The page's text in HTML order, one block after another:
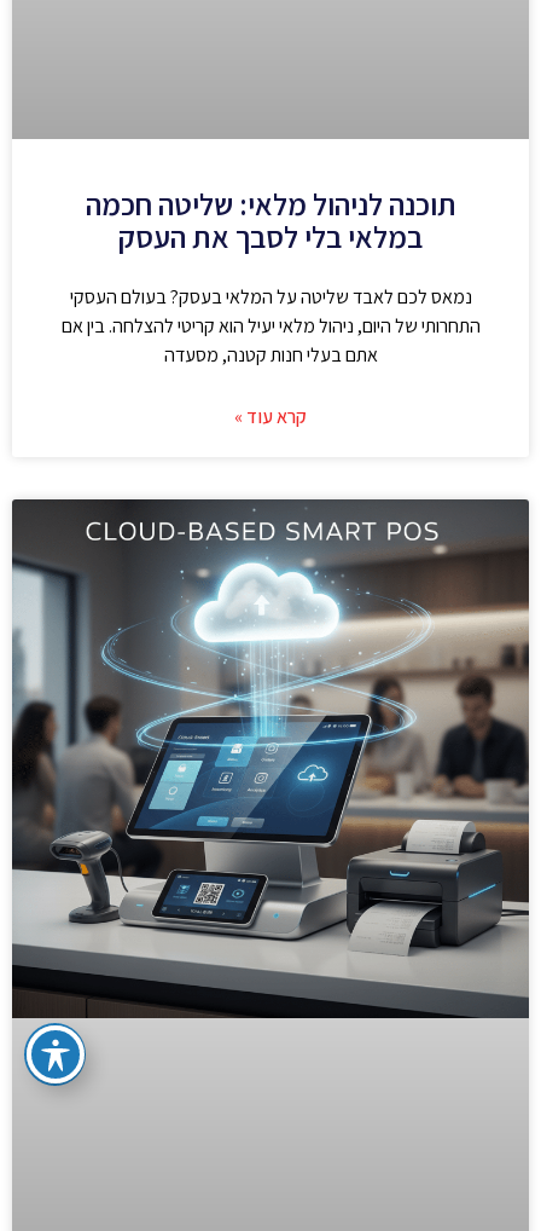
תוכנה לניהול מלאי: שליטה חכמה
במלאי בלי לסבך את העסק
נמאס לכם לאבד שליטה על המלאי בעסק? בעולם העסקי
התחרותי של היום, ניהול מלאי יעיל הוא קריטי להצלחה. בין אם
אתם בעלי חנות קטנה, מסעדה
קרא עוד »